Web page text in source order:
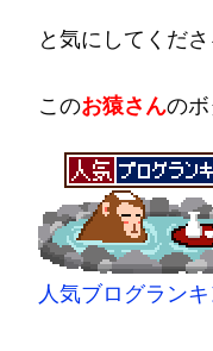
と気にしてくださ
このお猿さんの
人気ブログラン